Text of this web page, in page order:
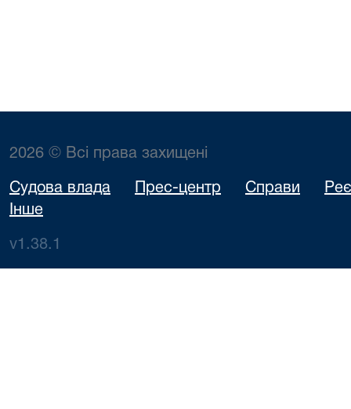
2026 © Всі права захищені
Судова влада Прес-центр Справи
Інше
v1.38.1